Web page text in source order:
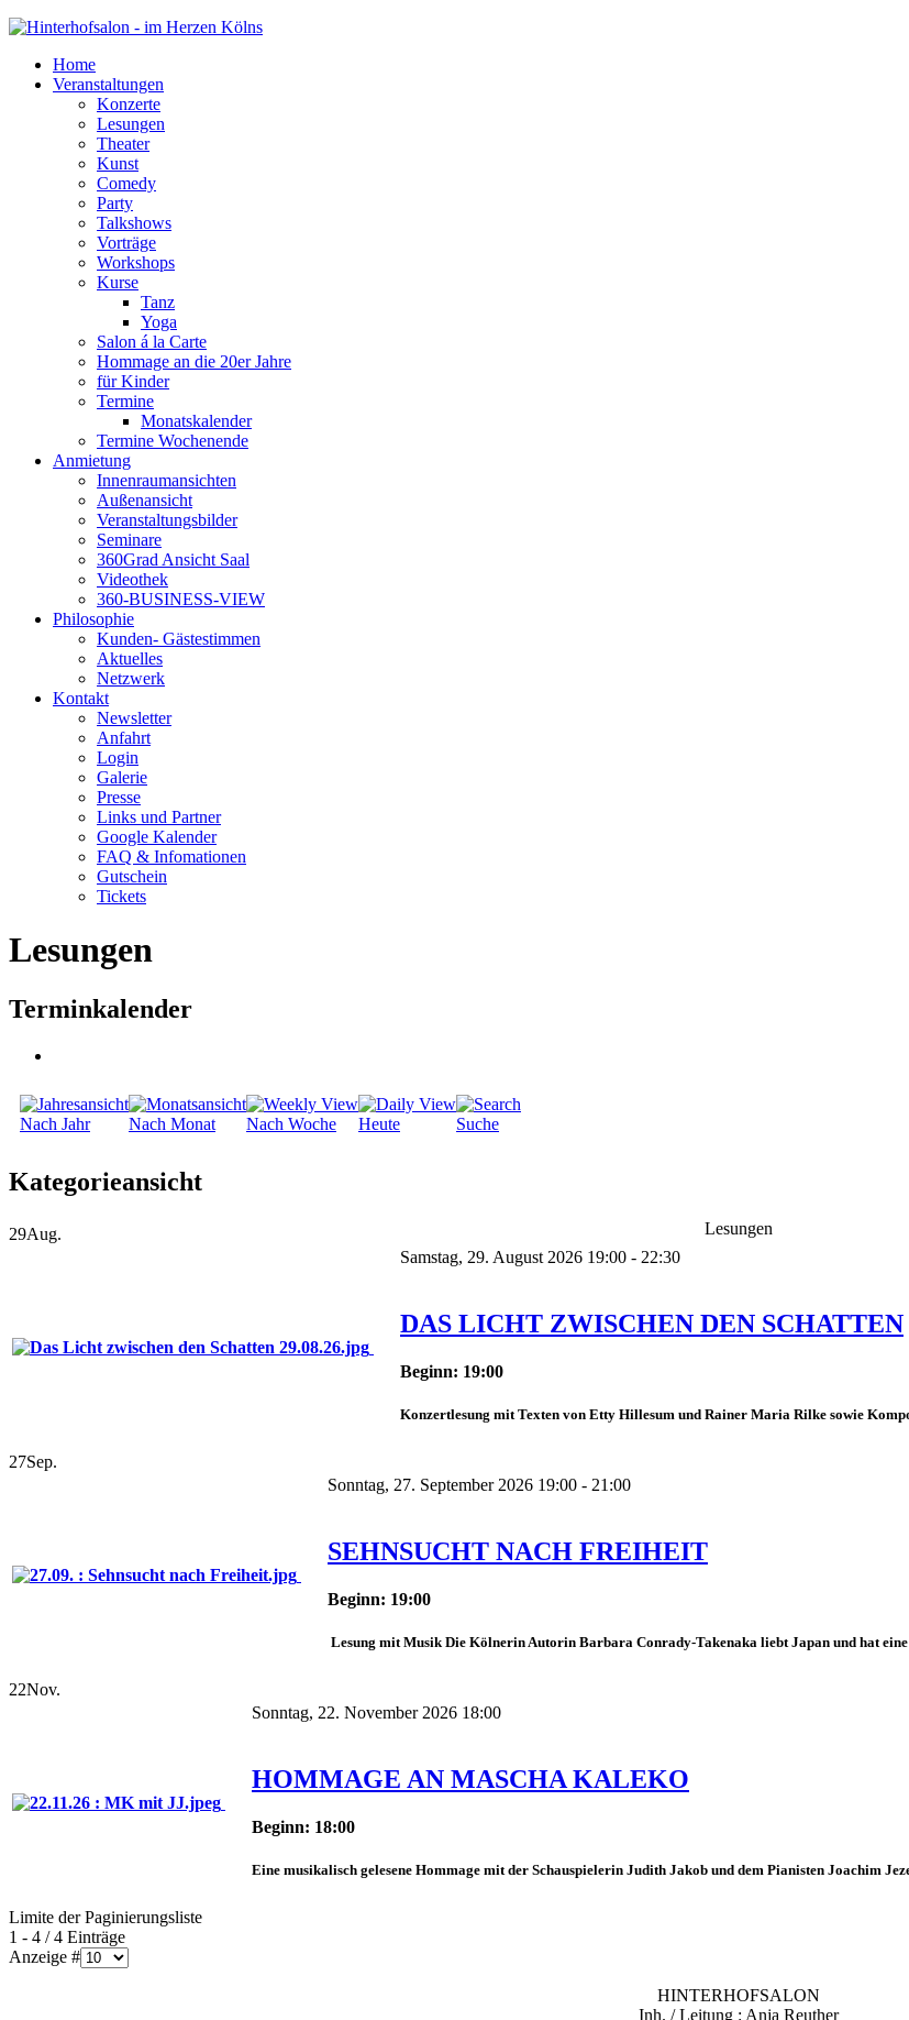
Home
Veranstaltungen
Konzerte
Lesungen
Theater
Kunst
Comedy
Party
Talkshows
Vorträge
Workshops
Kurse
Tanz
Yoga
Salon á la Carte
Hommage an die 20er Jahre
für Kinder
Termine
Monatskalender
Termine Wochenende
Anmietung
Innenraumansichten
Außenansicht
Veranstaltungsbilder
Seminare
360Grad Ansicht Saal
Videothek
360-BUSINESS-VIEW
Philosophie
Kunden- Gästestimmen
Aktuelles
Netzwerk
Kontakt
Newsletter
Anfahrt
Login
Galerie
Presse
Links und Partner
Google Kalender
FAQ & Infomationen
Gutschein
Tickets
Lesungen
Terminkalender
Nach Jahr Nach Monat Nach Woche Heute Suche
Kategorieansicht
Lesungen
29Aug.
Samstag, 29. August 2026 19:00 - 22:30
DAS LICHT ZWISCHEN DEN SCHATTEN
Beginn: 19:00
Konzertlesung mit Texten von Etty Hillesum und Rainer Maria Rilke sowie
27Sep.
Sonntag, 27. September 2026 19:00 - 21:00
SEHNSUCHT NACH FREIHEIT
Beginn: 19:00
Lesung mit Musik Die Kölnerin Autorin Barbara Conrady-Takenaka liebt Japan und hat
22Nov.
Sonntag, 22. November 2026 18:00
HOMMAGE AN MASCHA KALEKO
Beginn: 18:00
Eine musikalisch gelesene Hommage mit der Schauspielerin Judith Jakob und dem Pianisten Joachim
Limite der Paginierungsliste
1 - 4 / 4 Einträge
Anzeige #
HINTERHOFSALON
Inh. / Leitung : Anja Reuther